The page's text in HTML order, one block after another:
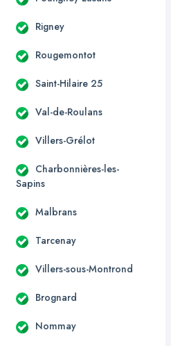
Rigney
Rougemontot
Saint-Hilaire 25
Val-de-Roulans
Villers-Grélot
Charbonnières-les-
Sapins
Malbrans
Tarcenay
Villers-sous-Montrond
Brognard
Nommay